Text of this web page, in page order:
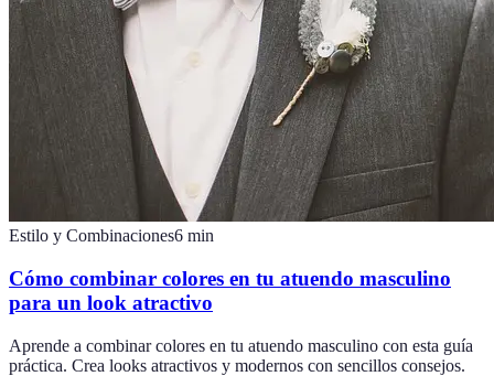
Estilo y Combinaciones6 min
Cómo combinar colores en tu atuendo masculino
para un look atractivo
Aprende a combinar colores en tu atuendo masculino con esta guía
práctica. Crea looks atractivos y modernos con sencillos consejos.